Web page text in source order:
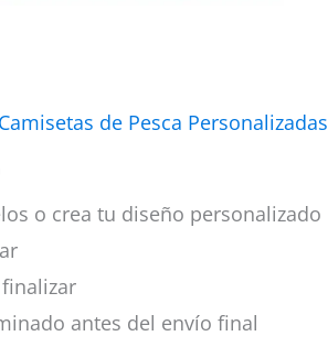
Camisetas de Pesca Personalizadas
o crea tu diseño personalizado
antes del envío final